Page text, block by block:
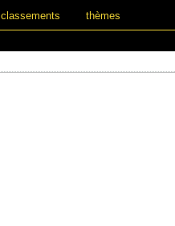
classements thèmes